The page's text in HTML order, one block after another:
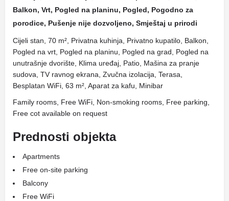
Balkon, Vrt, Pogled na planinu, Pogled, Pogodno za
porodice, Pušenje nije dozvoljeno, Smještaj u prirodi
Cijeli stan, 70 m², Privatna kuhinja, Privatno kupatilo, Balkon,
Pogled na vrt, Pogled na planinu, Pogled na grad, Pogled na
unutrašnje dvorište, Klima uređaj, Patio, Mašina za pranje
sudova, TV ravnog ekrana, Zvučna izolacija, Terasa,
Besplatan WiFi, 63 m², Aparat za kafu, Minibar
Family rooms, Free WiFi, Non-smoking rooms, Free parking,
Free cot available on request
Prednosti objekta
Apartments
Free on-site parking
Balcony
Free WiFi